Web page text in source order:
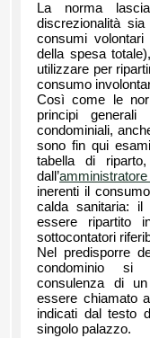
La norma
discrezionalità
consumi
della spesa
utilizzare per
consumo
Così come le
principi
condominiali,
sono fin qui
tabella di
dall’
inerenti il
calda sanitaria: il
essere ripartito
sottocontatori
Nel predisporre
condominio si
consulenza di
essere chiamato
indicati dal testo
singolo palazzo.